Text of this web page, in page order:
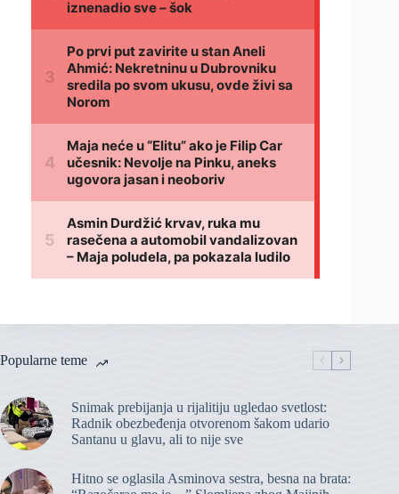
Popularne teme
Snimak prebijanja u rijalitiju ugledao svetlost:
Radnik obezbeđenja otvorenom šakom udario
Santanu u glavu, ali to nije sve
Hitno se oglasila Asminova sestra, besna na brata: